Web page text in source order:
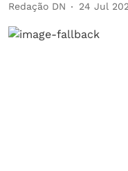
Redação DN 24 Jul